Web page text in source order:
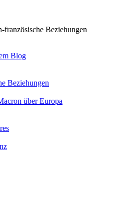
Beziehungen
Blog
Beziehungen
über Europa